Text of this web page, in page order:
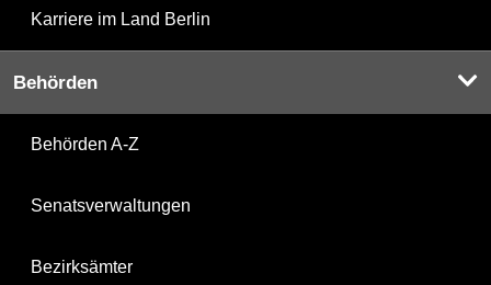
Karriere im Land Berlin
Behörden
Behörden A-Z
Senatsverwaltungen
Bezirksämter